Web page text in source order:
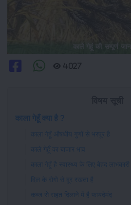
4027
काला गेहूँ क्या है ?
काला गेहूँ औषधीय गुणों से भरपूर है
काले गेहूँ का बाजार भाव
काला गेहूँ है स्वास्थ्य के लिए बेहद
दिल के रोगो से दूर रखता है
कब्ज से राहत दिलाने में है फायदेमंद